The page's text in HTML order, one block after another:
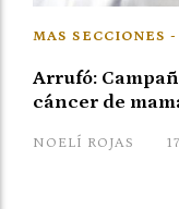
Arrufó:
cáncer de
NOELÍ ROJAS
MAS SECCIONES -